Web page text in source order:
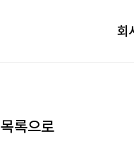
회
목록으로